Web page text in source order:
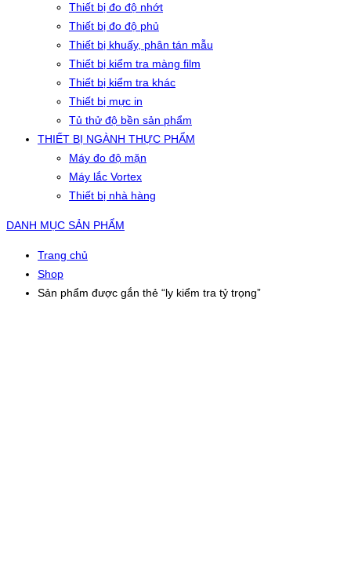
Thiết bị đo độ nhớt
Thiết bị đo độ phủ
Thiết bị khuấy, phân tán mẫu
Thiết bị kiểm tra màng film
Thiết bị kiểm tra khác
Thiết bị mực in
Tủ thử độ bền sản phẩm
THIẾT BỊ NGÀNH THỰC PHẨM
Máy đo độ mặn
Máy lắc Vortex
Thiết bị nhà hàng
DANH MỤC SẢN PHẨM
Trang chủ
Shop
Sản phẩm được gắn thẻ “ly kiểm tra tỷ trọng”